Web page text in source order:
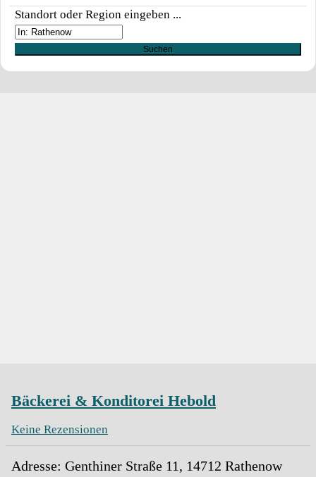
Standort oder Region eingeben ...
Suchen
Bäckerei & Konditorei Hebold
Keine Rezensionen
Adresse: Genthiner Straße 11, 14712 Rathenow